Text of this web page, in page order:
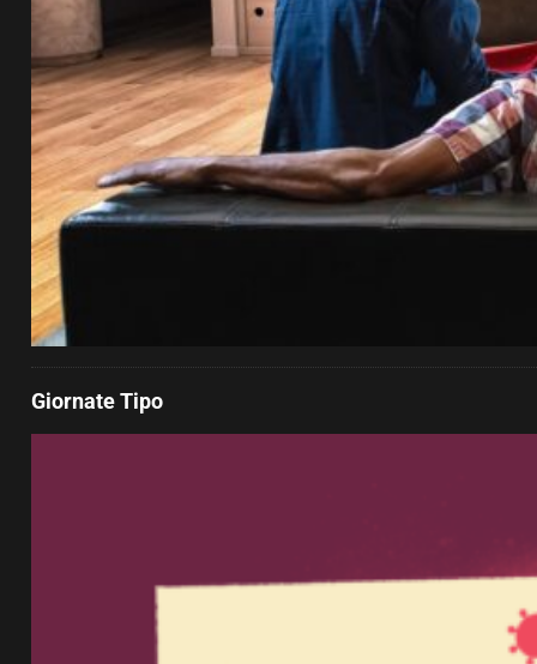
Giornate Tipo